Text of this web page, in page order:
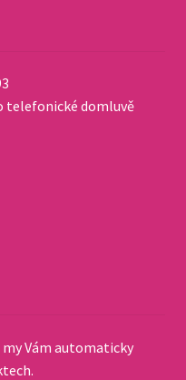
telefonické domluvě
my Vám automaticky